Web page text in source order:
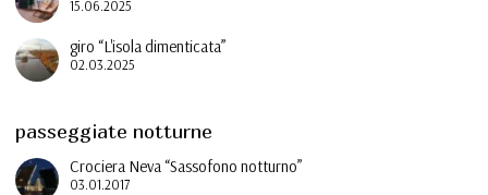
15.06.2025
giro “L'isola dimenticata”
02.03.2025
passeggiate notturne
Crociera Neva “Sassofono notturno”
03.01.2017